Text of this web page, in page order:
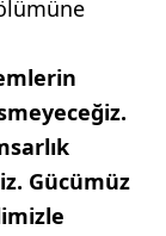
Gücümüz